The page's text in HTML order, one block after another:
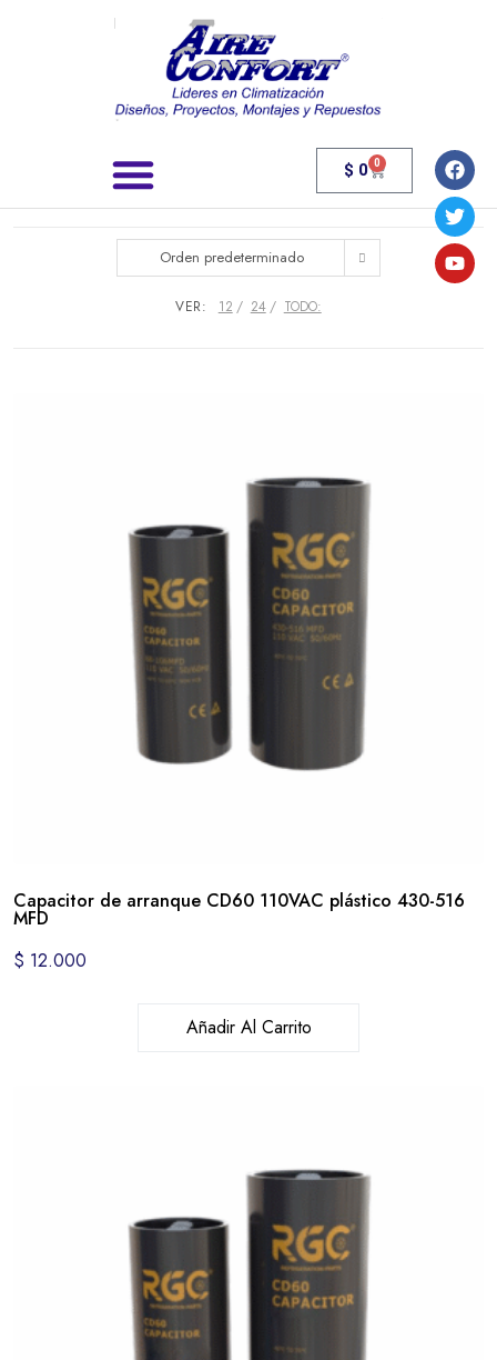
$ 0 0
Orden predeterminado
VER: 12 24 TODO:
Capacitor de arranque CD60 110VAC plástico 430-516
MFD
$ 12.000
Añadir Al Carrito